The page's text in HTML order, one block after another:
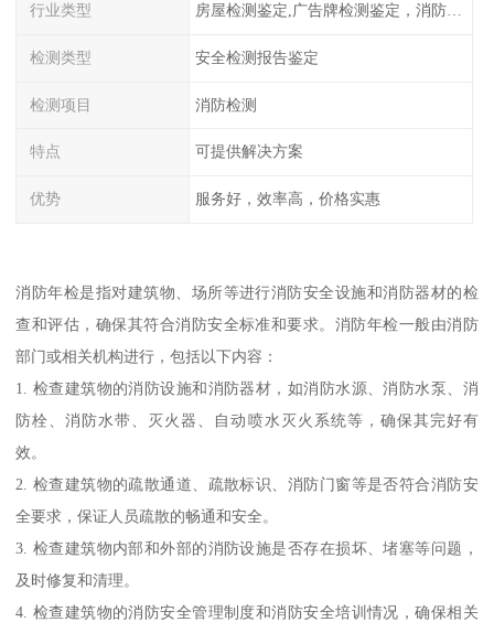
行业类型 房屋检测鉴定,广告牌检测鉴定，消防检测
检测类型 安全检测报告鉴定
检测项目 消防检测
特点 可提供解决方案
优势 服务好，效率高，价格实惠
消防年检是指对建筑物、场所等进行消防安全设施和消防器材的检
查和评估，确保其符合消防安全标准和要求。消防年检一般由消防
部门或相关机构进行，包括以下内容：
1. 检查建筑物的消防设施和消防器材，如消防水源、消防水泵、消
防栓、消防水带、灭火器、自动喷水灭火系统等，确保其完好有
效。
2. 检查建筑物的疏散通道、疏散标识、消防门窗等是否符合消防安
全要求，保证人员疏散的畅通和安全。
3. 检查建筑物内部和外部的消防设施是否存在损坏、堵塞等问题，
及时修复和清理。
4. 检查建筑物的消防安全管理制度和消防安全培训情况，确保相关